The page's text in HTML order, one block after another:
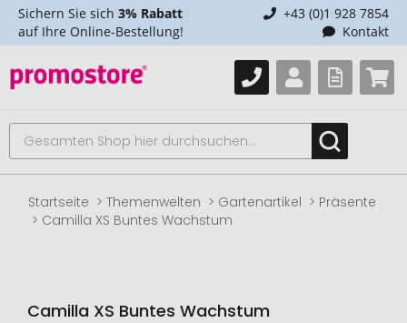
Sichern Sie sich 3% Rabatt
auf Ihre Online-Bestellung!
+43 (0)1 928 7854
Kontakt
Startseite Themenwelten Gartenartikel
Präsente
Camilla XS Buntes Wachstum
Camilla XS Buntes Wachstum